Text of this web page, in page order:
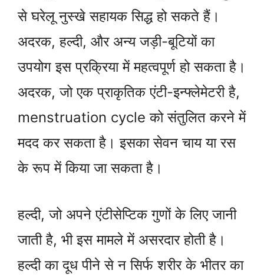
से घरेलू नुस्खे सहायक सिद्ध हो सकते हैं।
अदरक, हल्दी, और अन्य जड़ी-बूटियों का
उपयोग इस प्रक्रिया में महत्वपूर्ण हो सकता है।
अदरक, जो एक प्राकृतिक एंटी-इन्फ्लेमेटरी है,
menstruation cycle को संतुलित करने में
मदद कर सकता है। इसका सेवन चाय या रस
के रूप में किया जा सकता है।
हल्दी, जो अपने एंटीसेप्टिक गुणों के लिए जानी
जाती है, भी इस मामले में असरदार होती है।
हल्दी का दूध पीने से न सिर्फ शरीर के भीतर का